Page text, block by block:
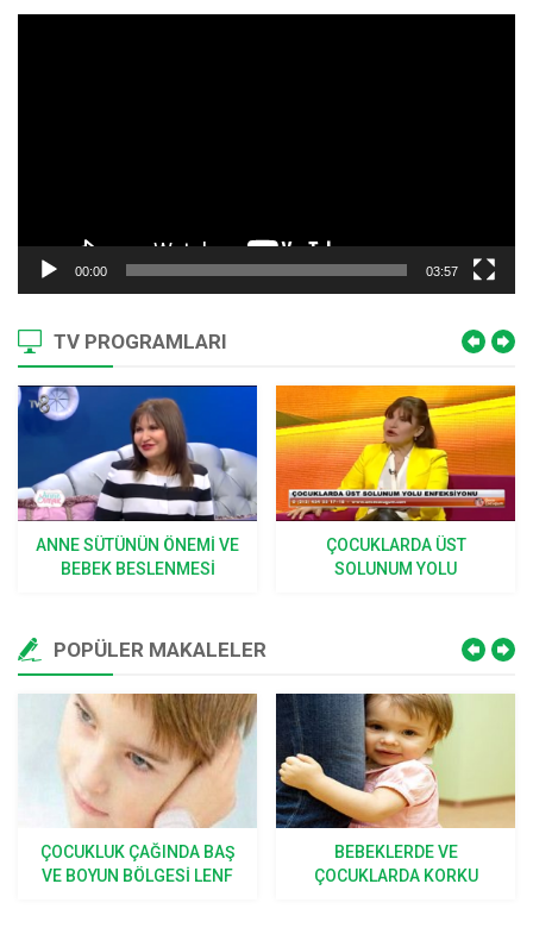
00:00 03:57
TV PROGRAMLARI
ÇOCUKLARDA ÜST
SOLUNUM YOLU
YENI DOĞAN BEBEĞIN
BAKIMI
POPÜLER MAKALELER
BEBEKLERDE VE
ÇOCUKLARDA KORKU
SINEK, BÖCEK ISIRMALARI
VE SOKMALARI